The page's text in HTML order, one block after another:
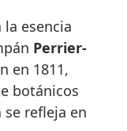
Perrier-
en 1811,
botánicos
refleja en